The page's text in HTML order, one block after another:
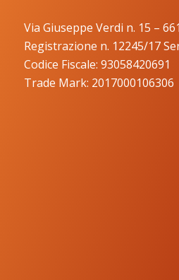
Via Giuseppe Verdi n. 15 –
Registrazione n. 12245/17
Codice Fiscale: 93058420691
Trade Mark: 2017000106306